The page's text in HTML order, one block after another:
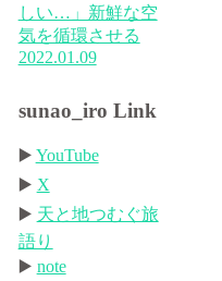
しい…」新鮮な空
気を循環させる
2022.01.09
sunao_iro Link
▶️ YouTube
▶️ X
▶️ 天と地つむぐ旅
語り
▶️ note